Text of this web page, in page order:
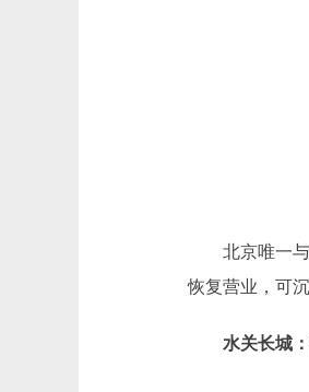
北京唯一与
恢复营业，可
水关长城：